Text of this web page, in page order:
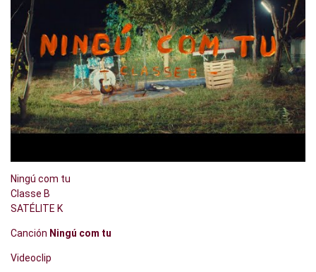
Ningú com tu
Classe B
SATÉLITE K
Canción Ningú com tu
Videoclip